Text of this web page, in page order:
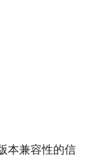
本兼容性的信